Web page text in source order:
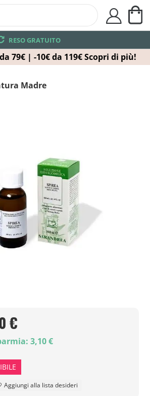
79€ | -10€ da 119€ Scopri di più!
RESO GRATUITO
user
Madre
€
3,10 €
Aggiungi alla lista desideri